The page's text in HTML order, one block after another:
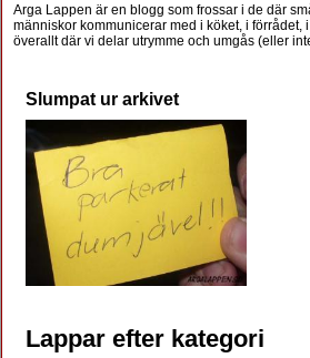
Arga Lappen är en blogg som frossar i de där
människor kommunicerar med i köket, i förrådet,
överallt där vi delar utrymme och umgås (eller
Slumpat ur arkivet
Lappar efter kategori